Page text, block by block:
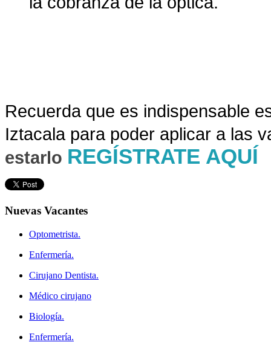
Recuerda que es indispensable
Iztacala para poder aplicar a las
estarlo REGÍSTRATE AQUÍ
Nuevas Vacantes
Optometrista.
Enfermería.
Cirujano Dentista.
Médico cirujano
Biología.
Enfermería.